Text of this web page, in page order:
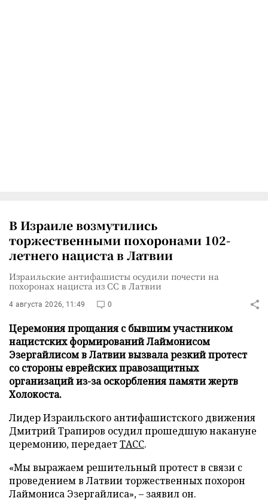
В Израиле возмутились
торжественными похоронами 102-
летнего нациста в Латвии
Израильские антифашисты осудили почести на
похоронах нациста из СС в Латвии
4 августа 2026, 11:49 0
Церемония прощания с бывшим участником
нацистских формирований Лаймонисом
Эзергайлисом в Латвии вызвала резкий протест
со стороны еврейских правозащитных
организаций из-за оскорбления памяти жертв
Холокоста.
Лидер Израильского антифашистского движения
Дмитрий Трапиров осудил прошедшую накануне
церемонию, передаетТАСС.
«Мы выражаем решительный протест в связи с
проведением в Латвии торжественных похорон
Лаймониса Эзергайлиса», – заявил он.